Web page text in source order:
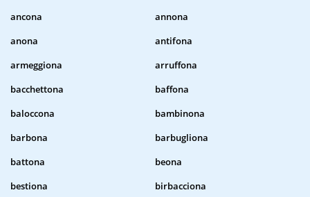
ancona
annona
anona
antifona
armeggiona
arruffona
bacchettona
baffona
baloccona
bambinona
barbona
barbugliona
battona
beona
bestiona
birbacciona